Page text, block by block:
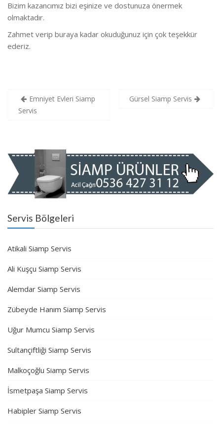
Bizim kazancımız bizi eşinize ve dostunuza önermek
olmaktadır.
Zahmet verip buraya kadar okuduğunuz için çok teşekkür
ederiz.
Yazı
gezinmesi
Emniyet Evleri Siamp
Servis
Gürsel Siamp Servis
Servis Bölgeleri
Atikali Siamp Servis
Ali Kuşçu Siamp Servis
Alemdar Siamp Servis
Zübeyde Hanım Siamp Servis
Uğur Mumcu Siamp Servis
Sultançiftliği Siamp Servis
Malkoçoğlu Siamp Servis
İsmetpaşa Siamp Servis
Habipler Siamp Servis